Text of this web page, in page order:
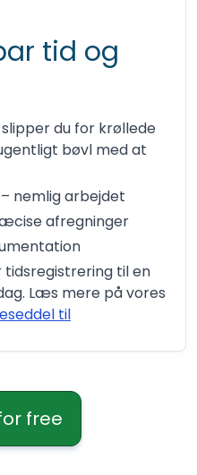
tid og
du for krøllede
bøvl med at
nemlig arbejdet
afregninger
tidsregistrering til en
Læs mere på vores
til
free